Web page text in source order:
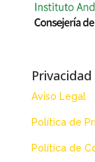
Privacidad
Aviso Legal
Política de
Política de